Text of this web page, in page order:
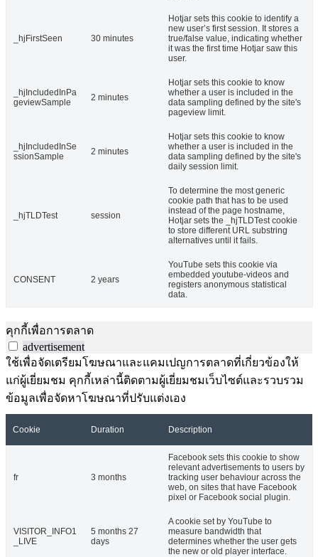
_hjFirstSeen 30 minutes
Hotjar sets this cookie to identify a
new user’s first session. It stores a
true/false value, indicating whether
it was the first time Hotjar saw this
user.
_hjIncludedInPa
geviewSample
2 minutes
Hotjar sets this cookie to know
whether a user is included in the
data sampling defined by the site's
pageview limit.
_hjIncludedInSe
ssionSample
2 minutes
Hotjar sets this cookie to know
whether a user is included in the
data sampling defined by the site's
daily session limit.
_hjTLDTest session
To determine the most generic
cookie path that has to be used
instead of the page hostname,
Hotjar sets the _hjTLDTest cookie
to store different URL substring
alternatives until it fails.
CONSENT 2 years
YouTube sets this cookie via
embedded youtube-videos and
registers anonymous statistical
data.
คุกกี้เพื่อการตลาด
advertisement
ใช้เพื่อจัดเตรียมโฆษณาและแคมเปญการตลาดที่เกี่ยวข้องให้
แก่ผู้เยี่ยมชม คุกกี้เหล่านี้ติดตามผู้เยี่ยมชมเว็บไซต์และรวบรวม
ข้อมูลเพื่อจัดหาโฆษณาที่ปรับแต่งเอง
Cookie Duration Description
fr 3 months
Facebook sets this cookie to show
relevant advertisements to users by
tracking user behaviour across the
web, on sites that have Facebook
pixel or Facebook social plugin.
VISITOR_INFO1
_LIVE
5 months 27
days
A cookie set by YouTube to
measure bandwidth that
determines whether the user gets
the new or old player interface.